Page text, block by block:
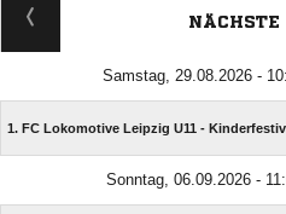
NÄCHSTE
Samstag, 29.08.2026 -
1. FC Lokomotive Leipzig U11 -
Sonntag, 06.09.2026 -